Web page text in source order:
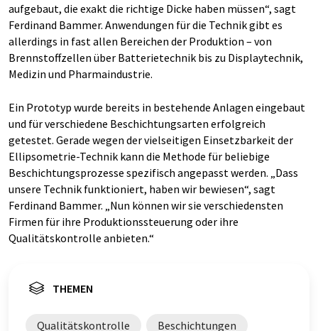
aufgebaut, die exakt die richtige Dicke haben müssen“, sagt
Ferdinand Bammer. Anwendungen für die Technik gibt es
allerdings in fast allen Bereichen der Produktion – von
Brennstoffzellen über Batterietechnik bis zu Displaytechnik,
Medizin und Pharmaindustrie.
Ein Prototyp wurde bereits in bestehende Anlagen eingebaut
und für verschiedene Beschichtungsarten erfolgreich
getestet. Gerade wegen der vielseitigen Einsetzbarkeit der
Ellipsometrie-Technik kann die Methode für beliebige
Beschichtungsprozesse spezifisch angepasst werden. „Dass
unsere Technik funktioniert, haben wir bewiesen“, sagt
Ferdinand Bammer. „Nun können wir sie verschiedensten
Firmen für ihre Produktionssteuerung oder ihre
Qualitätskontrolle anbieten.“
THEMEN
Qualitätskontrolle Beschichtungen